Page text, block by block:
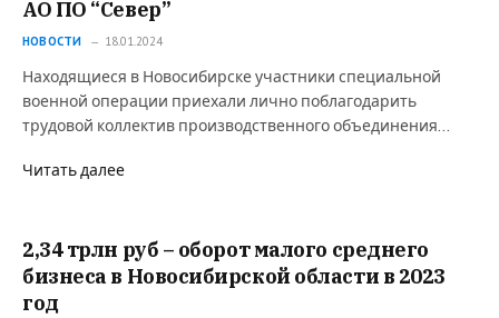
АО ПО “Север”
НОВОСТИ 18.01.2024
Находящиеся в Новосибирске участники специальной
военной операции приехали лично поблагодарить
трудовой коллектив производственного объединения…
Читать далее
2,34 трлн руб – оборот малого среднего
бизнеса в Новосибирской области в 2023
год